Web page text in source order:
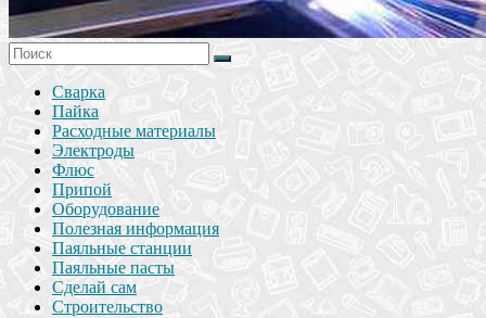
Сварка
Пайка
Расходные материалы
Электроды
Флюс
Припой
Оборудование
Полезная информация
Паяльные станции
Паяльные пасты
Сделай сам
Строительство